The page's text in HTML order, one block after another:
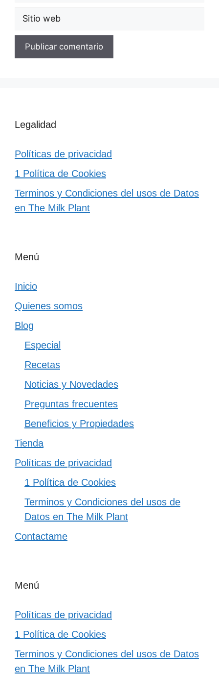
Legalidad
Políticas de privacidad
1 Política de Cookies
Terminos y Condiciones del usos de Datos
en The Milk Plant
Menú
Inicio
Quienes somos
Blog
Especial
Recetas
Noticias y Novedades
Preguntas frecuentes
Beneficios y Propiedades
Tienda
Políticas de privacidad
1 Política de Cookies
Terminos y Condiciones del usos de
Datos en The Milk Plant
Contactame
Menú
Políticas de privacidad
1 Política de Cookies
Terminos y Condiciones del usos de Datos
en The Milk Plant